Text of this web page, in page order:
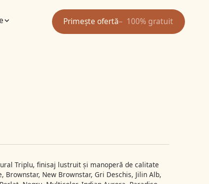
Primește ofertă 100% gratuit
Triplu, finisaj lustruit și manoperă de calitate
New Brownstar, Gri Deschis, Jilin Alb,